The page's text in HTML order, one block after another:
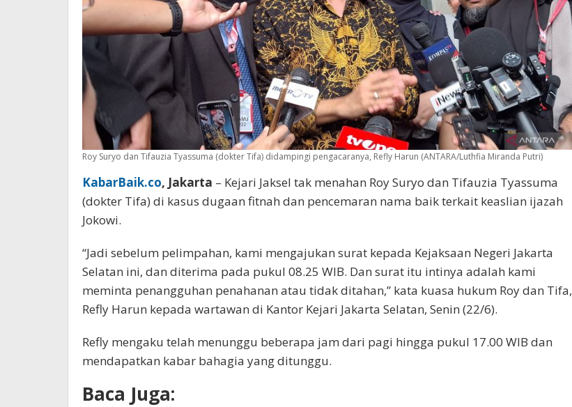
Roy Suryo dan Tifauzia Tyassuma (dokter Tifa) didampingi pengacaranya, Refly Harun (ANTARA/Luthfia Miranda Putri)
KabarBaik.co, Jakarta – Kejari Jaksel tak menahan Roy Suryo dan Tifauzia Tyassuma
(dokter Tifa) di kasus dugaan fitnah dan pencemaran nama baik terkait keaslian ijazah
Jokowi.
“Jadi sebelum pelimpahan, kami mengajukan surat kepada Kejaksaan Negeri Jakarta
Selatan ini, dan diterima pada pukul 08.25 WIB. Dan surat itu intinya adalah kami
meminta penangguhan penahanan atau tidak ditahan,” kata kuasa hukum Roy dan Tifa,
Refly Harun kepada wartawan di Kantor Kejari Jakarta Selatan, Senin (22/6).
Refly mengaku telah menunggu beberapa jam dari pagi hingga pukul 17.00 WIB dan
mendapatkan kabar bahagia yang ditunggu.
Baca Juga: